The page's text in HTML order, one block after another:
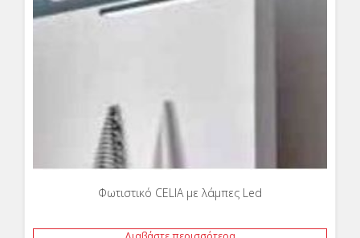
Φωτιστικό CELIA με λάμπες Led